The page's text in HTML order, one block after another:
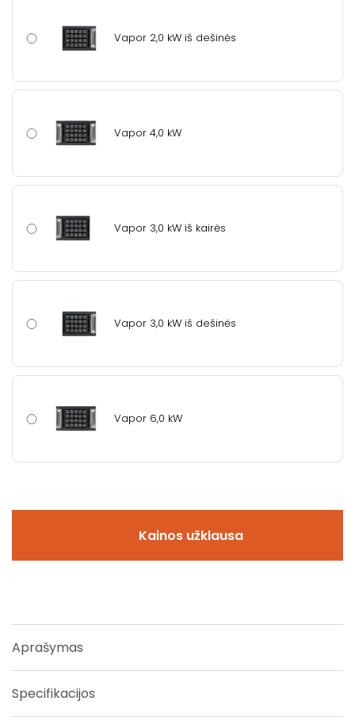
Vapor 2,0 kW iš dešinės
Vapor 4,0 kW
Vapor 3,0 kW iš kairės
Vapor 3,0 kW iš dešinės
Vapor 6,0 kW
Kainos užklausa
Aprašymas
Specifikacijos